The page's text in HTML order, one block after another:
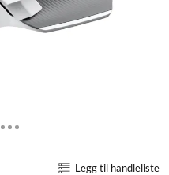
Legg til handleliste